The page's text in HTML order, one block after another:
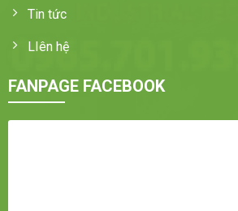
Tin tức
LIên hệ
FANPAGE FACEBOOK